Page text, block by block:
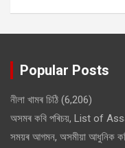
Popular Posts
নীলা খামৰ চিঠি (6,206)
অসমৰ কবি পৰিচয়, List of
সময়ৰ আগমন, অসমীয়া আধুনিক